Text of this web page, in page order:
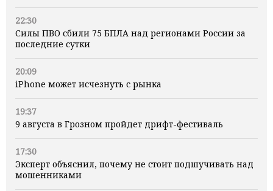
22:30
Силы ПВО сбили 75 БПЛА над регионами России за
последние сутки
20:09
iPhone может исчезнуть с рынка
19:37
9 августа в Грозном пройдет дрифт-фестиваль
17:30
Эксперт объяснил, почему не стоит подшучивать над
мошенниками